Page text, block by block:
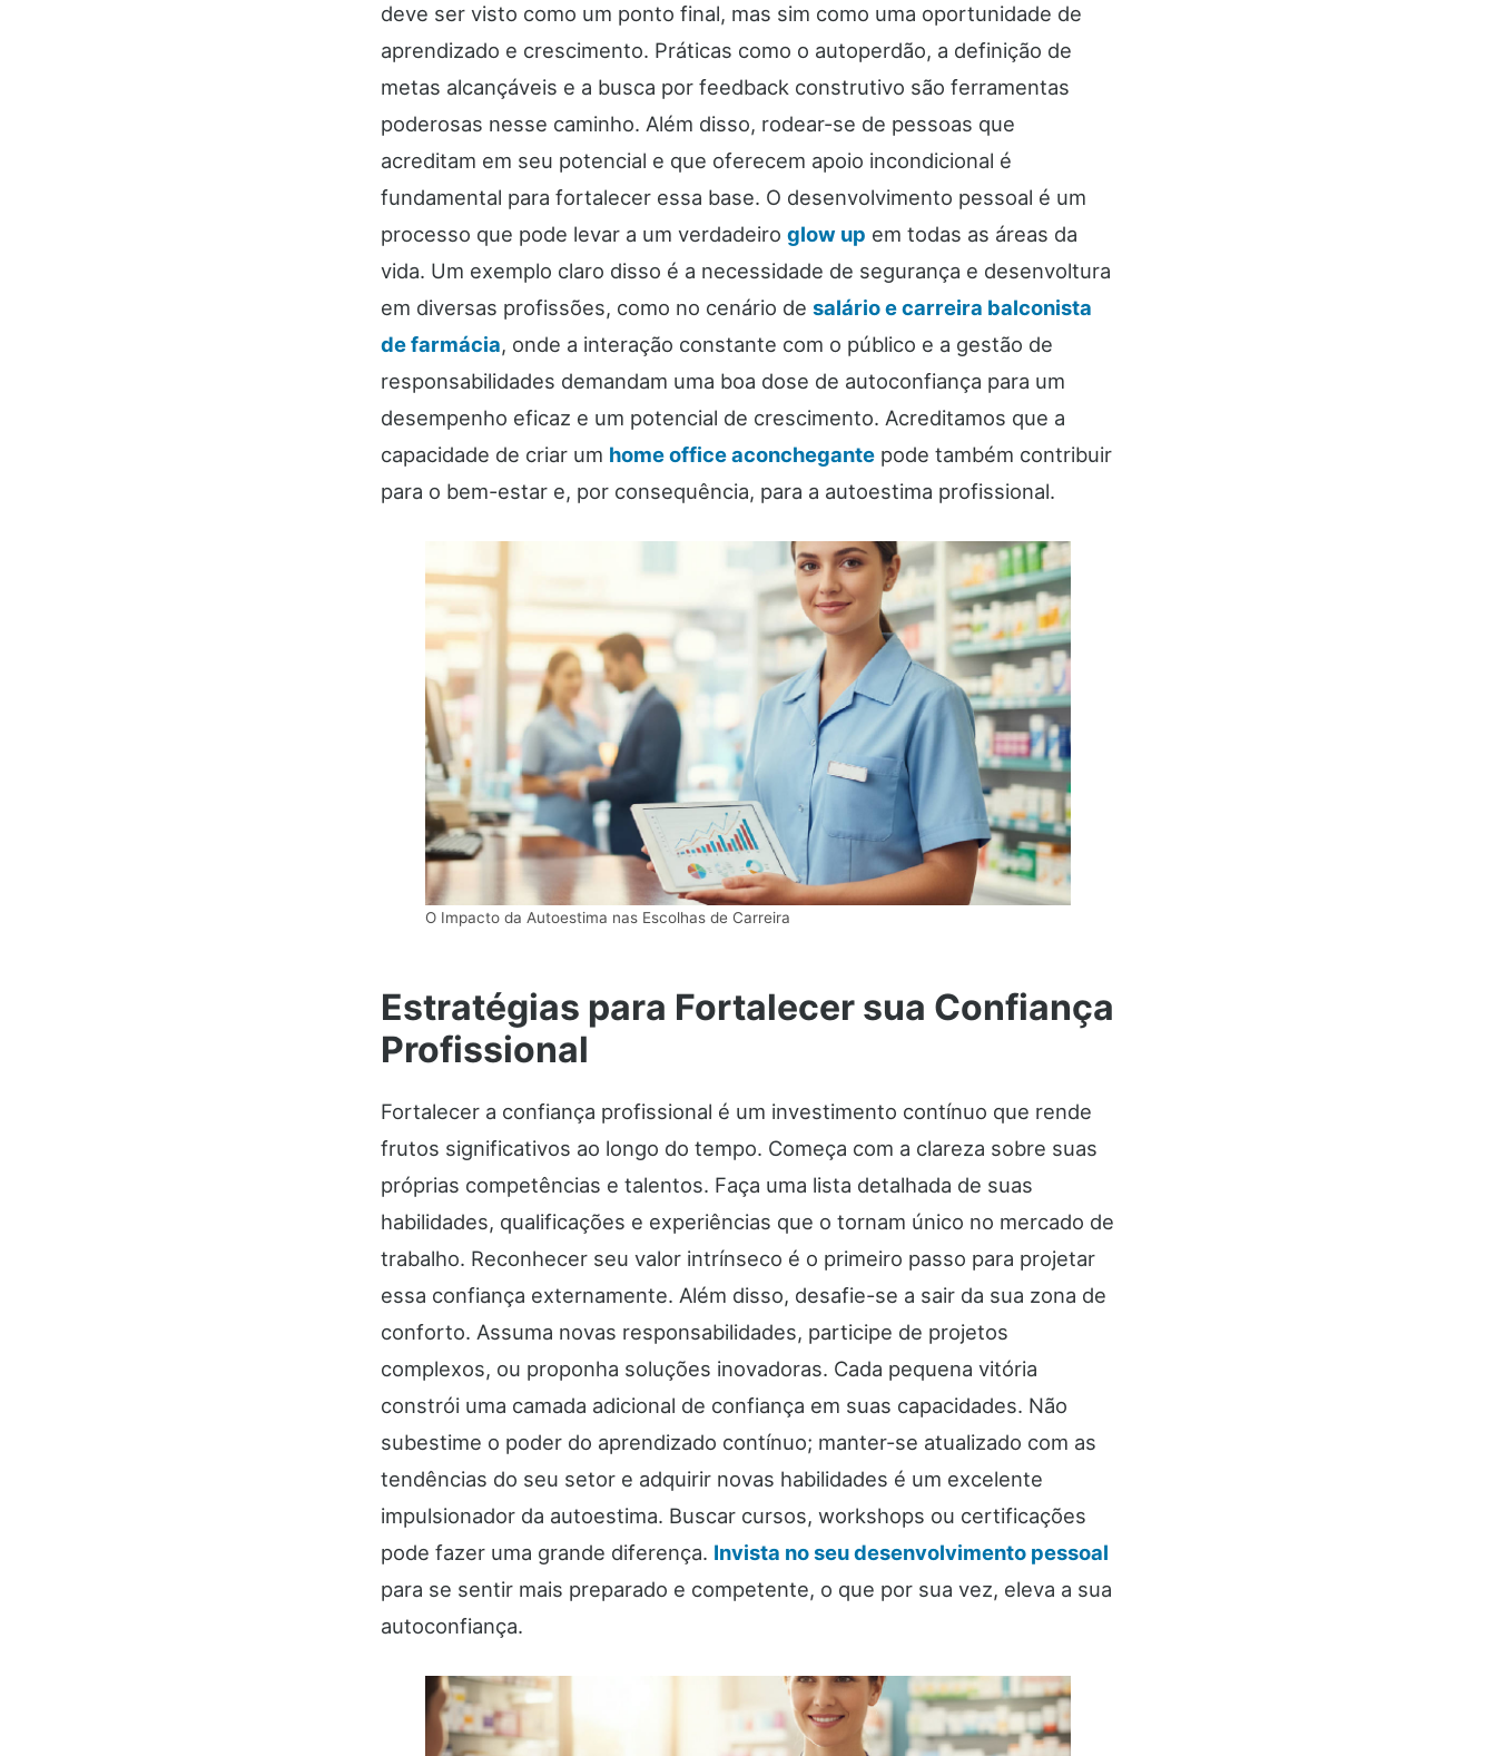
deve ser visto como um ponto final, mas sim como uma oportunidade de
aprendizado e crescimento. Práticas como o autoperdão, a definição de
metas alcançáveis e a busca por feedback construtivo são ferramentas
poderosas nesse caminho. Além disso, rodear-se de pessoas que
acreditam em seu potencial e que oferecem apoio incondicional é
fundamental para fortalecer essa base. O desenvolvimento pessoal é um
processo que pode levar a um verdadeiro glow up em todas as áreas da
vida. Um exemplo claro disso é a necessidade de segurança e desenvoltura
em diversas profissões, como no cenário de salário e carreira balconista
de farmácia, onde a interação constante com o público e a gestão de
responsabilidades demandam uma boa dose de autoconfiança para um
desempenho eficaz e um potencial de crescimento. Acreditamos que a
capacidade de criar um home office aconchegante pode também contribuir
para o bem-estar e, por consequência, para a autoestima profissional.
O Impacto da Autoestima nas Escolhas de Carreira
Estratégias para Fortalecer sua Confiança
Profissional
Fortalecer a confiança profissional é um investimento contínuo que rende
frutos significativos ao longo do tempo. Começa com a clareza sobre suas
próprias competências e talentos. Faça uma lista detalhada de suas
habilidades, qualificações e experiências que o tornam único no mercado de
trabalho. Reconhecer seu valor intrínseco é o primeiro passo para projetar
essa confiança externamente. Além disso, desafie-se a sair da sua zona de
conforto. Assuma novas responsabilidades, participe de projetos
complexos, ou proponha soluções inovadoras. Cada pequena vitória
constrói uma camada adicional de confiança em suas capacidades. Não
subestime o poder do aprendizado contínuo; manter-se atualizado com as
tendências do seu setor e adquirir novas habilidades é um excelente
impulsionador da autoestima. Buscar cursos, workshops ou certificações
pode fazer uma grande diferença. Invista no seu desenvolvimento pessoal
para se sentir mais preparado e competente, o que por sua vez, eleva a sua
autoconfiança.